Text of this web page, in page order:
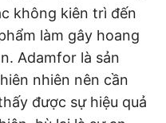
không kiên trì đến
làm gây hoang
Adamfor là sản
nhiên nên cần
được sự hiệu quả